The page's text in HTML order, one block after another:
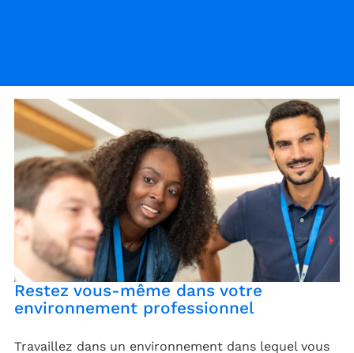
Restez vous-même dans votre
environnement professionnel
Travaillez dans un environnement dans lequel vous